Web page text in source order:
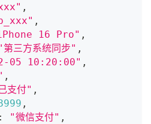
,
,
16 Pro" ,
第三方系统同步" ,
05 10:20:00" ,
,
支付" ,
,
: "微信支付" ,